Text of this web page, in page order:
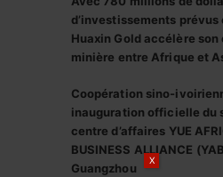
d’investissements prévus
Huaxin Gold accélère son
minière entre Afrique et
Coopération sino-
inauguration officielle du
centre d’affaires YUE
BUSINESS ALLIANCE
Guangzhou
X